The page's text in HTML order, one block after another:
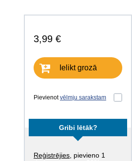
3,99 €
Ielikt grozā
Pievienotvēlmju sarakstam
Gribi lētāk?
Reģistrējies , pievieno 1